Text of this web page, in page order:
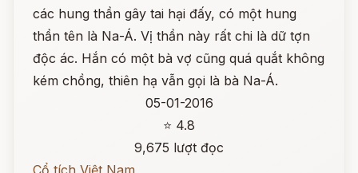
các hung thần gây tai hại đấy, có một hung
thần tên là Na-Á. Vị thần này rất chi là dữ tợn
độc ác. Hắn có một bà vợ cũng quá quắt không
kém chồng, thiên hạ vẫn gọi là bà Na-Á.
05-01-2016
⭐ 4.8
9,675 lượt đọc
Cổ tích Việt Nam